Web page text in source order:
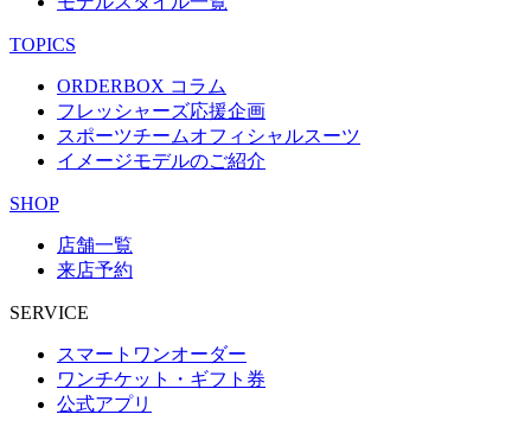
TOPICS
ORDERBOX コラム
フレッシャーズ応援企画
スポーツチームオフィシャルスーツ
イメージモデルのご紹介
SHOP
店舗一覧
来店予約
SERVICE
スマートワンオーダー
ワンチケット・ギフト券
公式アプリ